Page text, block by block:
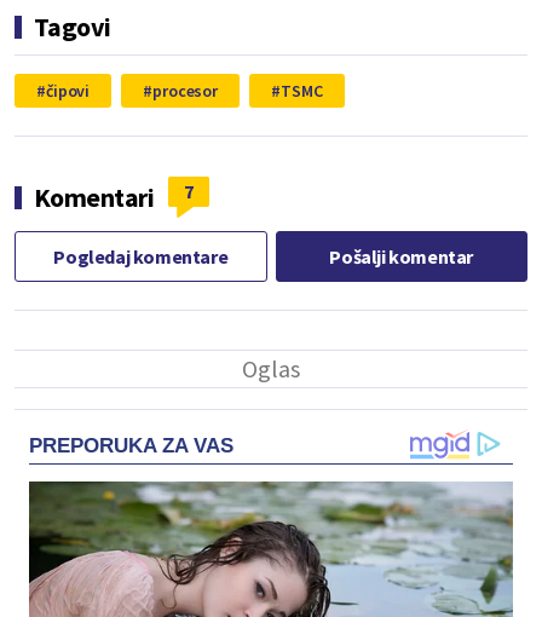
Tagovi
čipovi procesor TSMC
Komentari 7
Pogledaj komentare Pošalji komentar
PREPORUKA ZA VAS